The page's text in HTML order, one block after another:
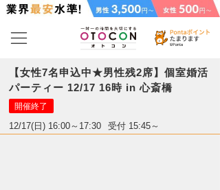
【女性7名申込中★男性残2席】個室婚活
パーティー 12/17 16時 in 心斎橋
開催終了
12/17(日) 16:00～17:30 受付 15:45～